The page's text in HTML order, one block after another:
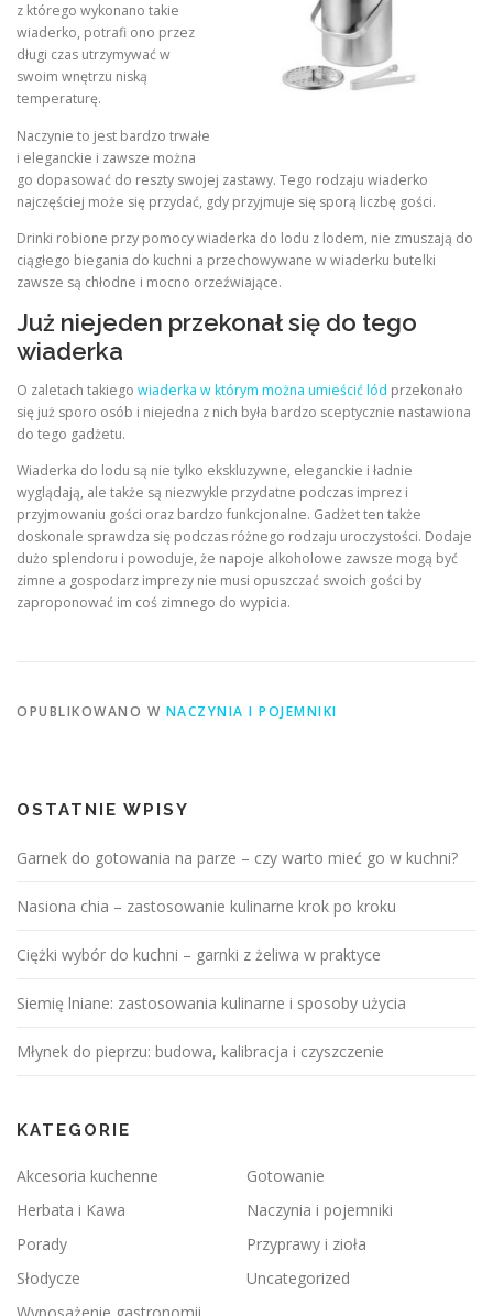
z którego wykonano takie
wiaderko, potrafi ono przez
długi czas utrzymywać w
swoim wnętrzu niską
temperaturę.
Naczynie to jest bardzo trwałe
i eleganckie i zawsze można
go dopasować do reszty swojej zastawy. Tego rodzaju wiaderko
najczęściej może się przydać, gdy przyjmuje się sporą liczbę gości.
Drinki robione przy pomocy wiaderka do lodu z lodem, nie zmuszają do
ciągłego biegania do kuchni a przechowywane w wiaderku butelki
zawsze są chłodne i mocno orzeźwiające.
Już niejeden przekonał się do tego
wiaderka
O zaletach takiego wiaderka w którym można umieścić lód przekonało
się już sporo osób i niejedna z nich była bardzo sceptycznie nastawiona
do tego gadżetu.
Wiaderka do lodu są nie tylko ekskluzywne, eleganckie i ładnie
wyglądają, ale także są niezwykle przydatne podczas imprez i
przyjmowaniu gości oraz bardzo funkcjonalne. Gadżet ten także
doskonale sprawdza się podczas różnego rodzaju uroczystości. Dodaje
dużo splendoru i powoduje, że napoje alkoholowe zawsze mogą być
zimne a gospodarz imprezy nie musi opuszczać swoich gości by
zaproponować im coś zimnego do wypicia.
OPUBLIKOWANO W NACZYNIA I POJEMNIKI
OSTATNIE WPISY
Garnek do gotowania na parze – czy warto mieć go w kuchni?
Nasiona chia – zastosowanie kulinarne krok po kroku
Ciężki wybór do kuchni – garnki z żeliwa w praktyce
Siemię lniane: zastosowania kulinarne i sposoby użycia
Młynek do pieprzu: budowa, kalibracja i czyszczenie
KATEGORIE
Akcesoria kuchenne
Gotowanie
Herbata i Kawa
Naczynia i pojemniki
Porady
Przyprawy i zioła
Słodycze
Uncategorized